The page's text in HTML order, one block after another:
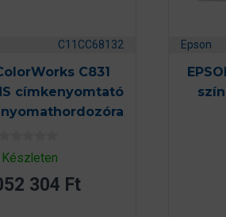
C11CC68132
C831
címkenyomtató
0
a
5
Készleten
304 Ft
Epson